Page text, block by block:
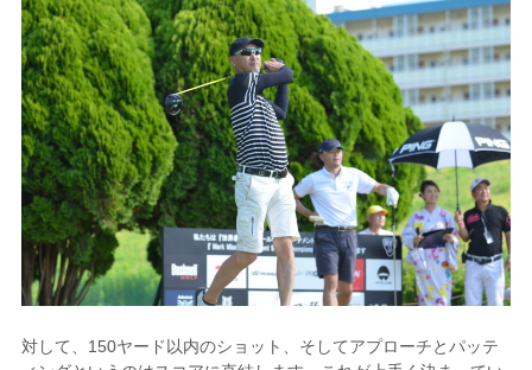
対して、150ヤード以内のショット、そしてアプローチとパッテ